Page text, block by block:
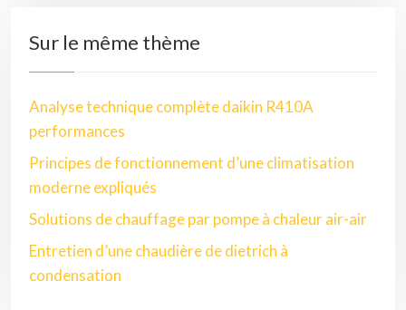
Sur le même thème
Analyse technique complète daikin R410A
performances
Principes de fonctionnement d’une climatisation
moderne expliqués
Solutions de chauffage par pompe à chaleur air-air
Entretien d’une chaudière de dietrich à
condensation